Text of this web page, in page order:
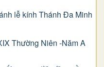
lễ kính Thánh Đa Minh
Thường Niên -Năm A